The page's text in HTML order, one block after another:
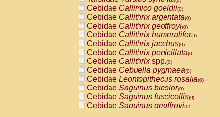
Cebidae Callimico goeldii(0)
Cebidae Callithrix argentata(0)
Cebidae Callithrix geoffroyi(0)
Cebidae Callithrix humeralifer(0)
Cebidae Callithrix jacchus(0)
Cebidae Callithrix penicillata(0)
Cebidae Callithrixspp.(0)
Cebidae Cebuella pygmaea(0)
Cebidae Leontopithecus rosalia(0)
Cebidae Saguinus bicolor(0)
Cebidae Saguinus fuscicollis(0)
Cebidae Saguinus geoffroyi(0)